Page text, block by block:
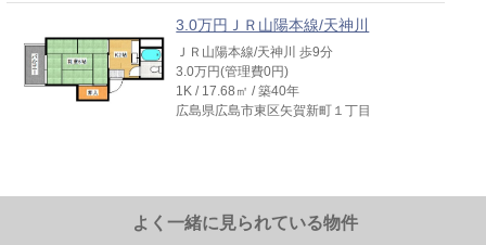
3.0万円ＪＲ山陽本線/天神川
ＪＲ山陽本線/天神川 歩9分
3.0万円(管理費0円)
1K / 17.68㎡ / 築40年
広島県広島市東区矢賀新町１丁目
よく一緒に見られている物件